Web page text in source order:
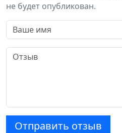
не будет опубликован.
Отправить отзыв